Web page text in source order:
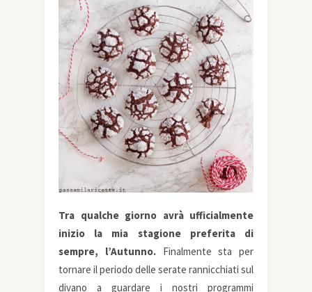
Tra qualche giorno avrà ufficialmente
inizio la mia stagione preferita di
sempre, l’Autunno. Finalmente sta per
tornare il periodo delle serate rannicchiati sul
divano a guardare i nostri programmi